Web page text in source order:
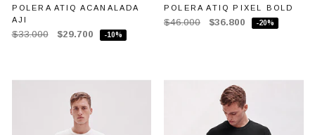
POLERA ATIQ ACANALADA
AJI
$33.000 $29.700 -10%
POLERA ATIQ PIXEL BOLD
$46.000 $36.800 -20%